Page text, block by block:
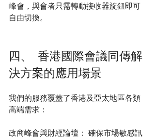
峰會，與會者只需轉動接收器旋鈕即可
自由切換。
四、 香港國際會議同傳解
決方案的應用場景
我們的服務覆蓋了香港及亞太地區各類
高端需求：
政商峰會與財經論壇： 確保市場敏感訊